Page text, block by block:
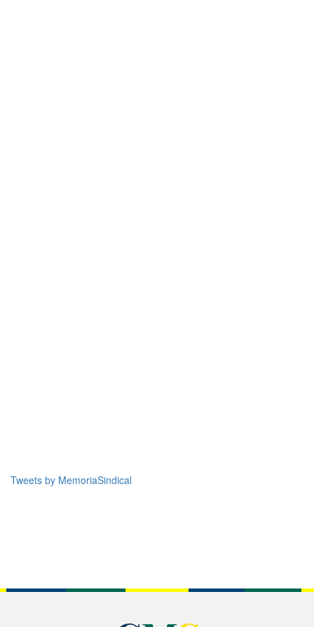
Tweets by MemoriaSindical